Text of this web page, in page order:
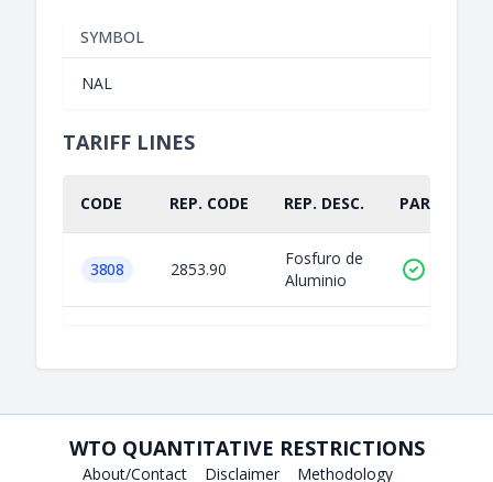
SYMBOL
NAL
TARIFF LINES
CODE REP. CODE REP. DESC. PART.
3808 2853.90
Fosfuro de
Aluminio
WTO QUANTITATIVE RESTRICTIONS
About/Contact Disclaimer Methodology